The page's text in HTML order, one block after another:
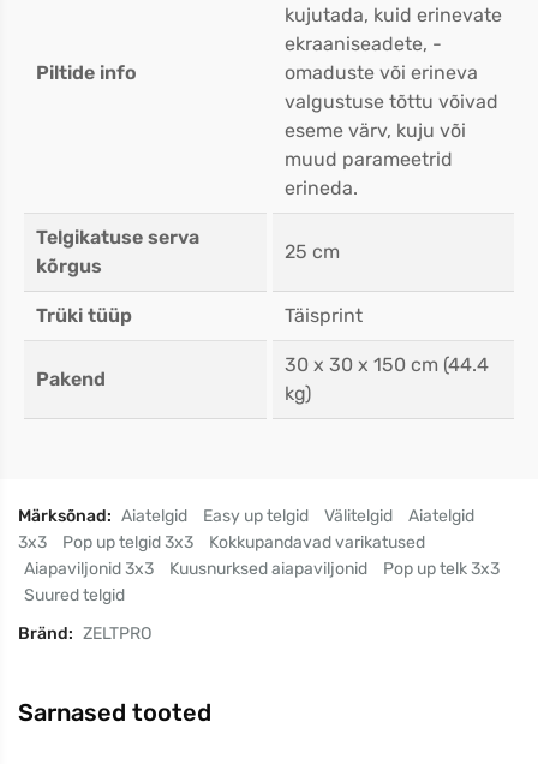
Piltide info
kujutada, kuid erinevate
ekraaniseadete, -
omaduste või erineva
valgustuse tõttu võivad
eseme värv, kuju või
muud parameetrid
erineda.
Telgikatuse serva
kõrgus
25 cm
Trüki tüüp Täisprint
Pakend
30 x 30 x 150 cm (44.4
kg)
Märksõnad: Aiatelgid Easy up telgid Välitelgid
Aiatelgid
3x3
Pop up telgid 3x3
Kokkupandavad varikatused
Aiapaviljonid 3x3
Kuusnurksed aiapaviljonid
Pop up telk 3x3
Suured telgid
Bränd: ZELTPRO
Sarnased tooted